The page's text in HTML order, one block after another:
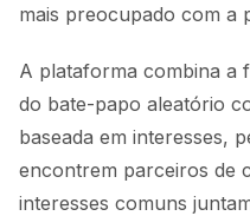
mais preocupado com a
A plataforma combina a
do bate-papo aleatório
baseada em interesses,
encontrem parceiros de
interesses comuns